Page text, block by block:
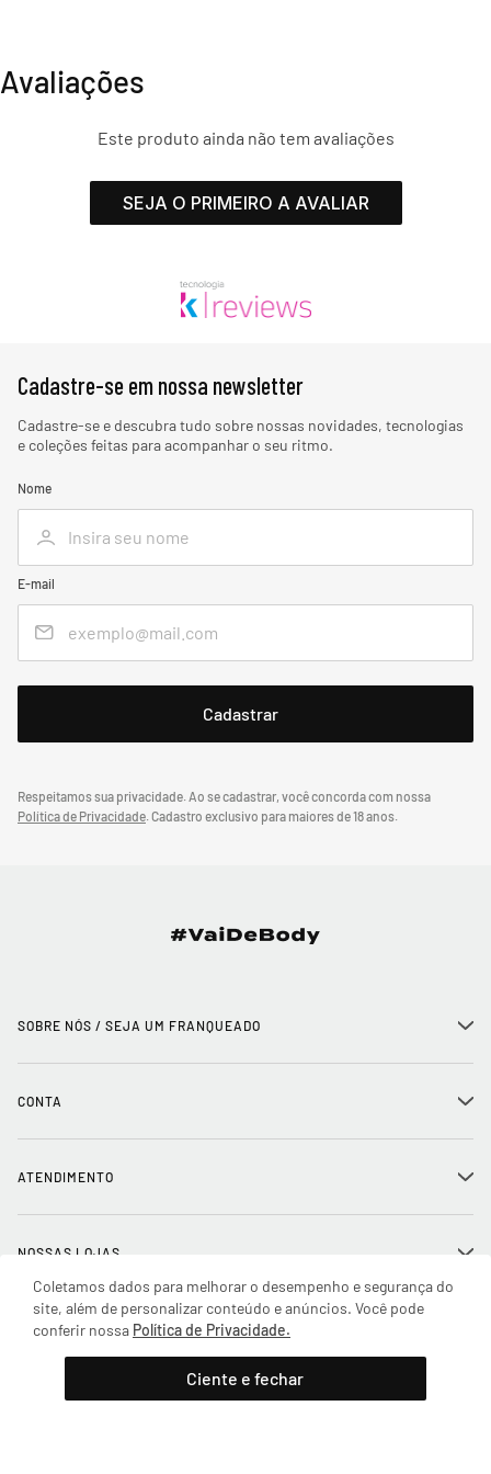
Coletamos dados para melhorar o desempenho e segurança do
site, além de personalizar conteúdo e anúncios. Você pode
conferir nossa Política de Privacidade.
Ciente e fechar
Adicionar à sacola
Avaliações
Este produto ainda não tem avaliações
SEJA O PRIMEIRO A AVALIAR
Cadastre-se em nossa newsletter
Cadastre-se e descubra tudo sobre nossas novidades, tecnologias
e coleções feitas para acompanhar o seu ritmo.
Nome
E-mail
Respeitamos sua privacidade. Ao se cadastrar, você concorda com nossa
Política de Privacidade.Cadastro exclusivo para maiores de 18 anos.
SOBRE NÓS / SEJA UM FRANQUEADO +
Trabalhe conosco
Mapa do Site
CONTA +
Meus pedidos
ATENDIMENTO +
Formas de Pagamento
Entrega e Frete
NOSSAS LOJAS +
Encontre a loja mais próxima
REDES SOCIAIS